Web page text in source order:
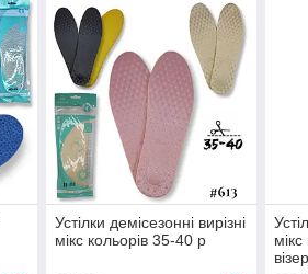
Устілки демісезонні вирізні
мікс кольорів 35-40 р
мікс